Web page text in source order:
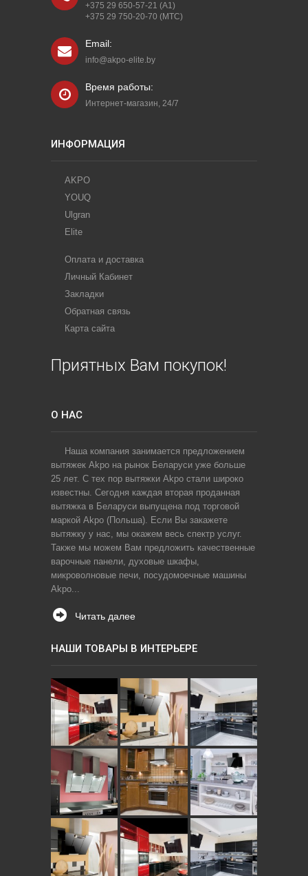
+375 29 650-57-21 (A1)
+375 29 750-20-70 (МТС)
Email:
info@akpo-elite.by
Время работы:
Интернет-магазин, 24/7
ИНФОРМАЦИЯ
AKPO
YOUQ
Ulgran
Elite
Оплата и доставка
Личный Кабинет
Закладки
Обратная связь
Карта сайта
Приятных Вам покупок!
О НАС
Наша компания занимается предложением
вытяжек Akpo на рынок Беларуси уже больше
25 лет. С тех пор вытяжки Akpo стали широко
известны. Сегодня каждая вторая проданная
вытяжка в Беларуси выпущена под торговой
маркой Akpo (Польша). Если Вы закажете
вытяжку у нас, мы окажем весь спектр услуг.
Также мы можем Вам предложить качественные
варочные панели, духовые шкафы,
микроволновые печи, посудомоечные машины
Akpo...
Читать далее
НАШИ ТОВАРЫ В ИНТЕРЬЕРЕ